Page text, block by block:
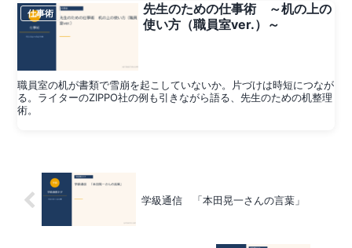
仕事術
先生のための仕事術 ～机の上の
使い方（職員室ver.）～
職員室の机が書類で雪崩を起こしていないか。片づけは時短につなが
る。ライターのZIPPO社の例も引きながら語る、先生のための机整理
術。
学級通信 「本田晃一さんの言葉」